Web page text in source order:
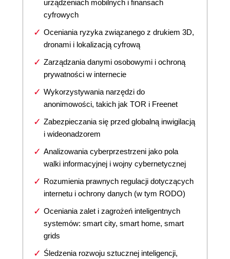
urządzeniach mobilnych i finansach
cyfrowych
Oceniania ryzyka związanego z drukiem 3D,
dronami i lokalizacją cyfrową
Zarządzania danymi osobowymi i ochroną
prywatności w internecie
Wykorzystywania narzędzi do
anonimowości, takich jak TOR i Freenet
Zabezpieczania się przed globalną inwigilacją
i wideonadzorem
Analizowania cyberprzestrzeni jako pola
walki informacyjnej i wojny cybernetycznej
Rozumienia prawnych regulacji dotyczących
internetu i ochrony danych (w tym RODO)
Oceniania zalet i zagrożeń inteligentnych
systemów: smart city, smart home, smart
grids
Śledzenia rozwoju sztucznej inteligencji,